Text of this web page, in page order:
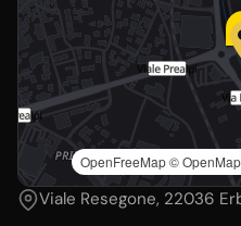
OpenFreeMap©
Viale Resegone, 22036